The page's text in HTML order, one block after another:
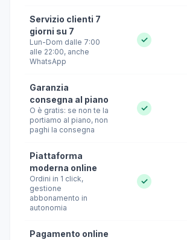
Servizio clienti 7
giorni su 7
Lun-Dom dalle 7:00
alle 22:00, anche
WhatsApp
✓
Garanzia
consegna al piano
O è gratis: se non te la
portiamo al piano, non
paghi la consegna
✓
Piattaforma
moderna online
Ordini in 1 click,
gestione
abbonamento in
autonomia
✓
Pagamento online